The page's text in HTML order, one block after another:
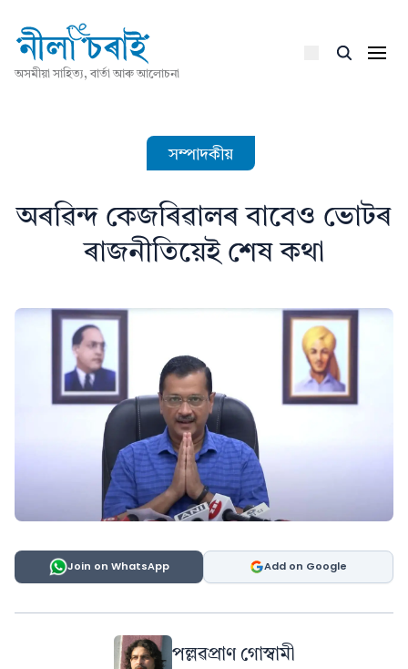
অসমীয়া সাহিত্য, বাৰ্তা আৰু আলোচনা
সম্পাদকীয়
অৰৱিন্দ কেজৰিৱালৰ বাবেও ভোটৰ
ৰাজনীতিয়েই শেষ কথা
Join on WhatsApp Add on Google
পল্লৱপ্ৰাণ গোস্বামী